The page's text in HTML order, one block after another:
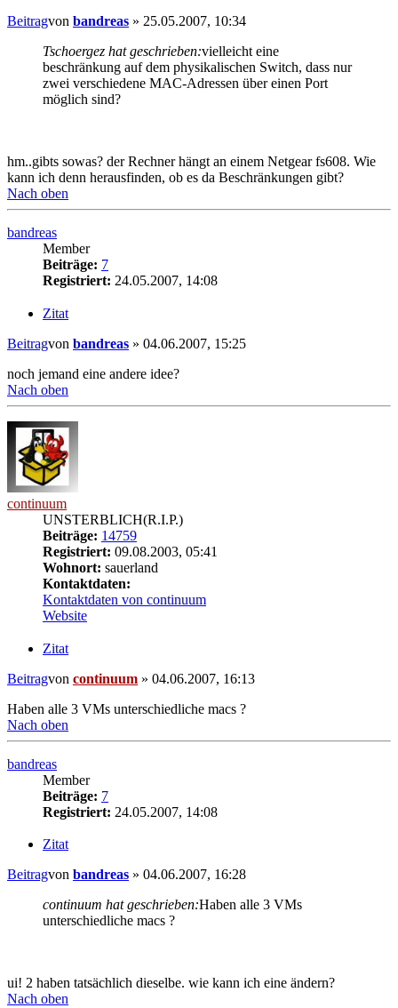
Beitragvon bandreas » 25.05.2007, 10:34
Tschoergez hat geschrieben:vielleicht eine
beschränkung auf dem physikalischen Switch, dass nur
zwei verschiedene MAC-Adressen über einen Port
möglich sind?
hm..gibts sowas? der Rechner hängt an einem Netgear fs608. Wie
kann ich denn herausfinden, ob es da Beschränkungen gibt?
Nach oben
bandreas
Member
Beiträge: 7
Registriert: 24.05.2007, 14:08
Zitat
Beitragvon bandreas » 04.06.2007, 15:25
noch jemand eine andere idee?
Nach oben
continuum
UNSTERBLICH(R.I.P.)
Beiträge: 14759
Registriert: 09.08.2003, 05:41
Wohnort: sauerland
Kontaktdaten:
Kontaktdaten von continuum
Website
Zitat
Beitragvon continuum » 04.06.2007, 16:13
Haben alle 3 VMs unterschiedliche macs ?
Nach oben
bandreas
Member
Beiträge: 7
Registriert: 24.05.2007, 14:08
Zitat
Beitragvon bandreas » 04.06.2007, 16:28
continuum hat geschrieben:Haben alle 3 VMs
unterschiedliche macs ?
ui! 2 haben tatsächlich dieselbe. wie kann ich eine ändern?
Nach oben